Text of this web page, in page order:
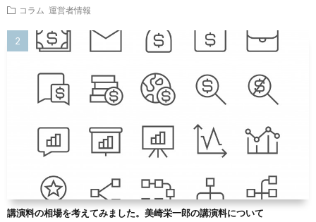
コラム 運営者情報
講演料の相場を考えてみました。美崎栄一郎の講演料について